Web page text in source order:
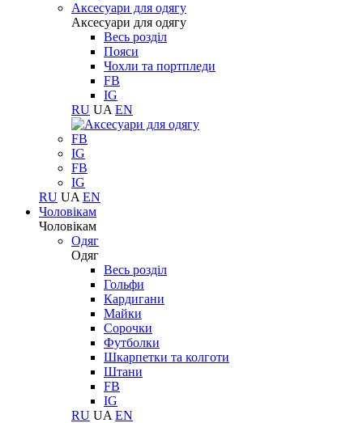
Aксесуари для одягу
Aксесуари для одягу
Весь розділ
Пояси
Чохли та портпледи
FB
IG
RU UA EN
FB
IG
FB
IG
RU UA EN
Чоловікам
Чоловікам
Одяг
Одяг
Весь розділ
Гольфи
Кардигани
Майки
Сорочки
Футболки
Шкарпетки та колготи
Штани
FB
IG
RU UA EN